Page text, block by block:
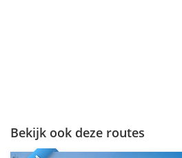
Bekijk ook deze routes